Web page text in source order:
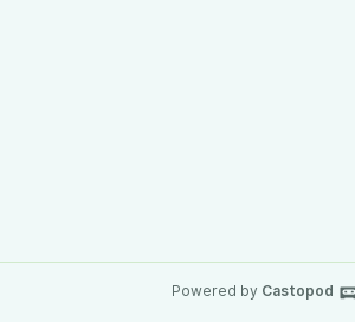
Powered by Castopod